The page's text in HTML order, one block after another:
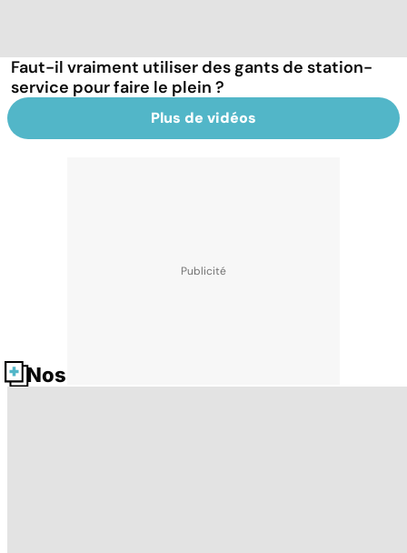
Faut-il vraiment utiliser des gants de station-
service pour faire le plein ?
Plus de vidéos
Nos fiches santé